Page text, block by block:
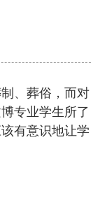
、葬俗，而对
专业学生所了
有意识地让学